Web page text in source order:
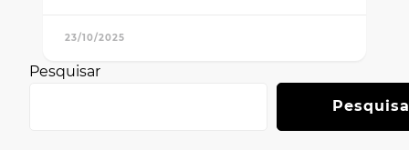
23/10/2025
Pesquisar